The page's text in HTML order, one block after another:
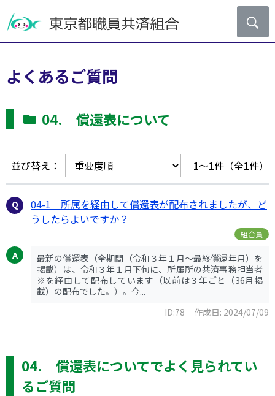
よくあるご質問
04. 償還表について
並び替え： 1～1件（全1件）
04-1 所属を経由して償還表が配布されましたが、ど
うしたらよいですか？
組合員
最新の償還表（全期間（令和３年１月～最終償還年月）を
掲載）は、令和３年１月下旬に、所属所の共済事務担当者
※を経由して配布しています（以前は３年ごと（36月掲
載）の配布でした。）。今...
ID:78
作成日: 2024/07/09
04. 償還表についてでよく見られてい
るご質問